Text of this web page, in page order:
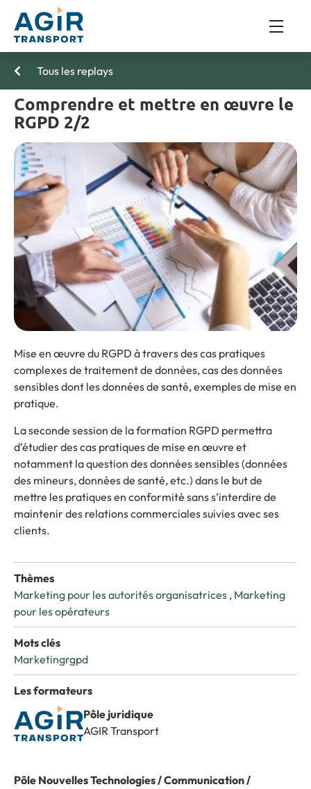
Tous les replays
Comprendre et mettre en œuvre le
RGPD 2/2
Mise en œuvre du RGPD à travers des cas pratiques
complexes de traitement de données, cas des données
sensibles dont les données de santé, exemples de mise en
pratique.
La seconde session de la formation RGPD permettra
d’étudier des cas pratiques de mise en œuvre et
notamment la question des données sensibles (données
des mineurs, données de santé, etc.) dans le but de
mettre les pratiques en conformité sans s’interdire de
maintenir des relations commerciales suivies avec ses
clients.
Thèmes
Marketing pour les autorités organisatrices , Marketing
pour les opérateurs
Mots clés
Marketingrgpd
Les formateurs
Pôle juridique
AGIR Transport
Pôle Nouvelles Technologies / Communication /